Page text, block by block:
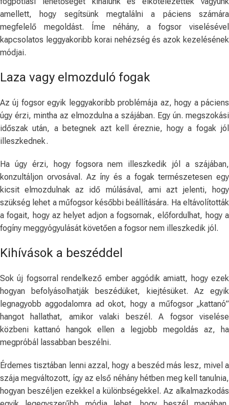
amellett, hogy segítsünk megtalálni a páciens számára
megfelelő megoldást. Íme néhány, a fogsor viselésével
kapcsolatos leggyakoribb korai nehézség és azok kezelésének
módjai.
Laza vagy elmozduló fogak
Az új fogsor egyik leggyakoribb problémája az, hogy a páciens
úgy érzi, mintha az elmozdulna a szájában. Egy ún. megszokási
időszak után, a betegnek azt kell éreznie, hogy a fogak jól
illeszkednek.
Ha úgy érzi, hogy fogsora nem illeszkedik jól a szájában,
konzultáljon orvosával. Az íny és a fogak természetesen egy
kicsit elmozdulnak az idő múlásával, ami azt jelenti, hogy
szükség lehet a műfogsor későbbi beállítására. Ha eltávolították
a fogait, hogy az helyet adjon a fogsornak, előfordulhat, hogy a
fogíny meggyógyulását követően a fogsor nem illeszkedik jól.
Kihívások a beszéddel
Sok új fogsorral rendelkező ember aggódik amiatt, hogy ezek
hogyan befolyásolhatják beszédüket, kiejtésüket. Az egyik
legnagyobb aggodalomra ad okot, hogy a műfogsor „kattanó”
hangot hallathat, amikor valaki beszél. A fogsor viselése
közbeni kattanó hangok ellen a legjobb megoldás az, ha
megpróbál lassabban beszélni.
Érdemes tisztában lenni azzal, hogy a beszéd más lesz, mivel a
szája megváltozott, így az első néhány hétben meg kell tanulnia,
hogyan beszéljen ezekkel a különbségekkel. Az alkalmazkodás